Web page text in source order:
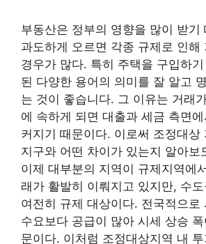
부동산은 정부의 영향을 많이 받기
과도하게 오르면 각종 규제로 인해
경우가 많다. 특히 주택을 구입하
된 다양한 용어의 의미를 잘 알고
는 것이 좋습니다. 그 이유는 거래
에 속하게 되면 대출과 세금 측면
커지기 때문이다. 이로써 조정대상
지구와 어떤 차이가 있는지 알아보
이제 대부분의 지역이 규제지역에
래가 활발히 이뤄지고 있지만, 수
여전히 ​​규제 대상이다. 전국적으로
수요보다 공급이 많아 시세 상승
문이다. 이처럼 조정대상지역 내